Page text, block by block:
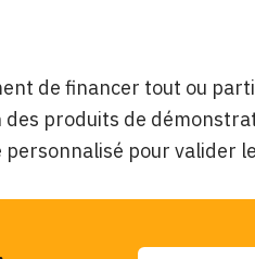
de financer tout ou
produits de
pour valider